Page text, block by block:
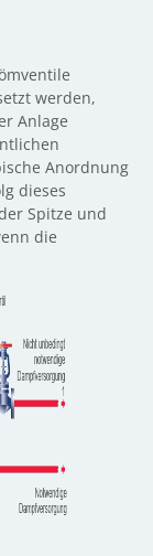
werden,
Anlage
Anordnung
dieses
Spitze und
die